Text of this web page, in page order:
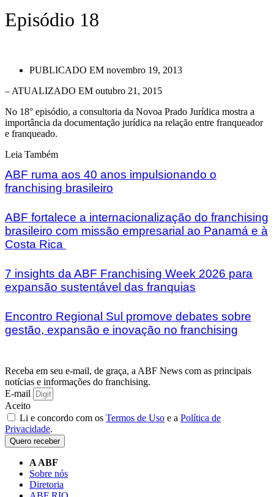
Episódio 18
PUBLICADO EM novembro 19, 2013
– ATUALIZADO EM outubro 21, 2015
No 18° episódio, a consultoria da Novoa Prado Jurídica mostra a
importância da documentação jurídica na relação entre franqueador
e franqueado.
Leia Também
ABF ruma aos 40 anos impulsionando o
franchising brasileiro
ABF fortalece a internacionalização do franchising
brasileiro com missão empresarial ao Panamá e à
Costa Rica
7 insights da ABF Franchising Week 2026 para
expansão sustentável das franquias
Encontro Regional Sul promove debates sobre
gestão, expansão e inovação no franchising
Receba em seu e-mail, de graça, a ABF News com as principais
notícias e informações do franchising.
E-mail
Aceito
Li e concordo com os Termos de Uso e a Política de
Privacidade.
Quero receber
A ABF
Sobre nós
Diretoria